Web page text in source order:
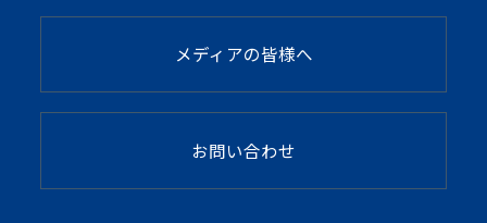
メディアの皆様へ
お問い合わせ